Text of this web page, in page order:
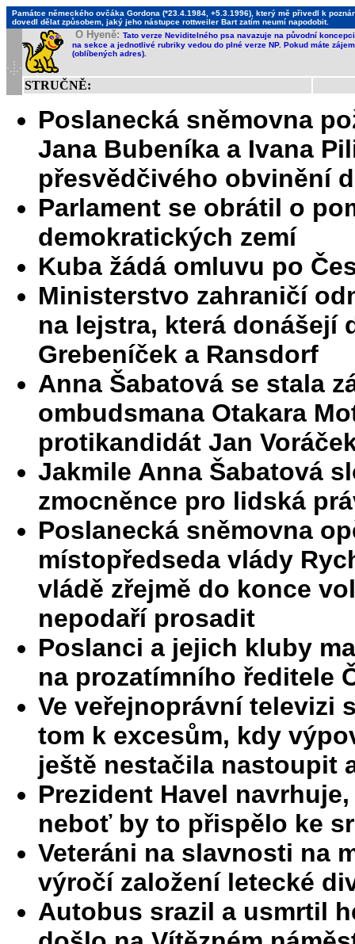
Památce německého ovčáka Gordona (*23.4.1984, +5.3.1996), který mě přivedl k
dovedl dělat způsobem, jaký jeho nástupce rottweiler Bart zatím neumí napodobit.
O Hyeně: Tato verze Neviditelného psa navazuje na původní
na sekce a jednotlivé rubriky vedou do plné verze NP. Pokud máte
(oblíbených adres).
STRUČNĚ:
Poslanecká sněmovna
Jana Bubeníka a Ivana
přesvědčivého obvinění
Parlament se obrátil o
demokratických zemí
Kuba žádá omluvu po
Ministerstvo zahraničí
na lejstra, která donášejí
Grebeníček a Ransdorf
Anna Šabatová se stala
ombudsmana Otakara
protikandidát Jan
Jakmile Anna Šabatová
zmocněnce pro lidská
Poslanecká sněmovna
místopředseda vlády
vládě zřejmě do konce
nepodaří prosadit
Poslanci a jejich kluby
na prozatímního ředitele
Ve veřejnoprávní televizi
tom k excesům, kdy
ještě nestačila nastoupit
Prezident Havel
neboť by to přispělo ke
Veteráni na slavnosti na
výročí založení letecké
Autobus srazil a usmrtil